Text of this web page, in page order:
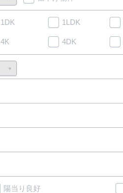
1DK 1LDK
4K 4DK
陽当り良好